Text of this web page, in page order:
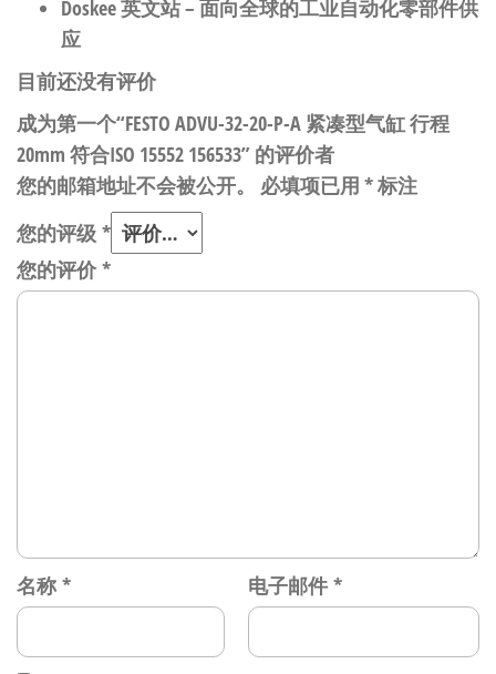
Doskee 英文站– 面向全球的工业自动化零部件供
应
目前还没有评价
成为第一个“FESTO ADVU-32-20-P-A 紧凑型气缸 行程
20mm 符合ISO 15552 156533” 的评价者
您的邮箱地址不会被公开。
必填项已用 *标注
您的评级 *
您的评价*
名称 * 电子邮件 *